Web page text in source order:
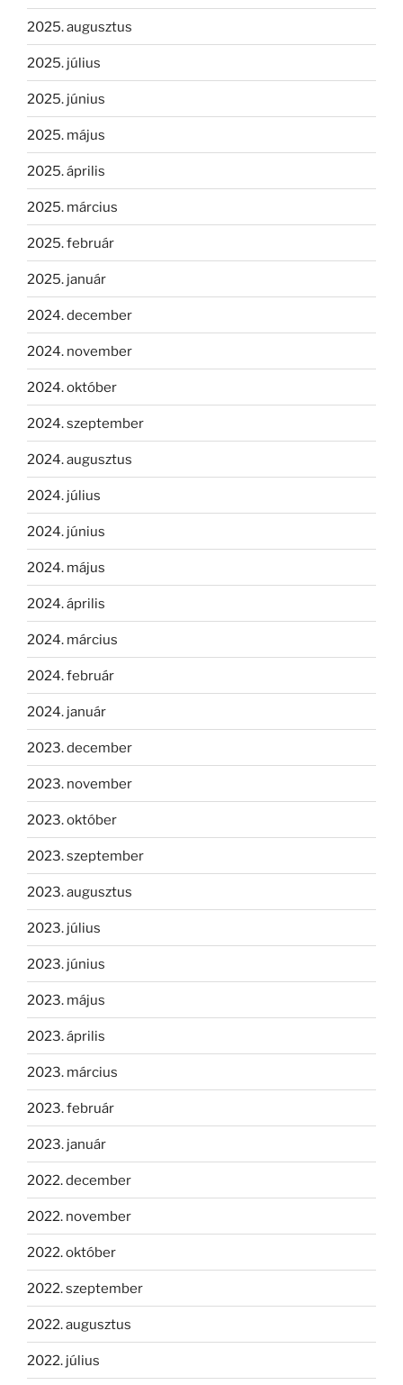
2025. augusztus
2025. július
2025. június
2025. május
2025. április
2025. március
2025. február
2025. január
2024. december
2024. november
2024. október
2024. szeptember
2024. augusztus
2024. július
2024. június
2024. május
2024. április
2024. március
2024. február
2024. január
2023. december
2023. november
2023. október
2023. szeptember
2023. augusztus
2023. július
2023. június
2023. május
2023. április
2023. március
2023. február
2023. január
2022. december
2022. november
2022. október
2022. szeptember
2022. augusztus
2022. július